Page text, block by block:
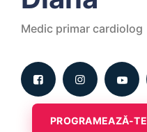
Medic primar cardiolog
PROGRAMEAZĂ-TE